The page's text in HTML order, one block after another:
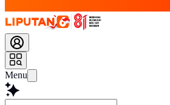
Menu